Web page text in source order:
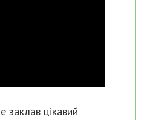
заклав цікавий